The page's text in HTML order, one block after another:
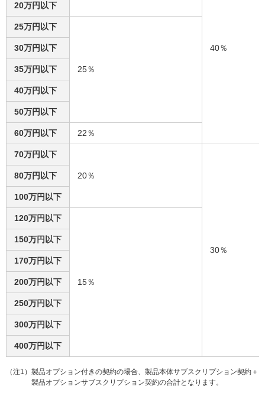
40％
20万円以下
25万円以下
25％
30万円以下
35万円以下
40万円以下
50万円以下
60万円以下 22％
70万円以下
20％
30％
80万円以下
100万円以下
120万円以下
15％
150万円以下
170万円以下
200万円以下
250万円以下
300万円以下
400万円以下
（注1）製品オプション付きの契約の場合、製品本体サブスクリプション契約＋
製品オプションサブスクリプション契約の合計となります。